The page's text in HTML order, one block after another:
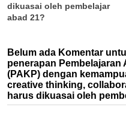
dikuasai oleh pembelajar
abad 21?
Belum ada Komentar
penerapan
(PAKP) dengan
creative thinking,
harus dikuasai oleh